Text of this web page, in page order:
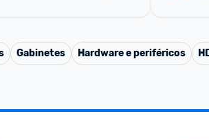
Gabinetes Hardware e periféricos